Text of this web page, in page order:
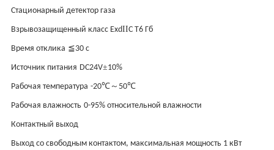
Стационарный детектор газа
Взрывозащищенный класс ExdIIC T6 Гб
Время отклика ≦30 с
Источник питания DC24V±10%
Рабочая температура -20℃～ 50℃
Рабочая влажность 0-95% относительной влажности
Контактный выход
Выход со свободным контактом, максимальная мощность 1 кВт